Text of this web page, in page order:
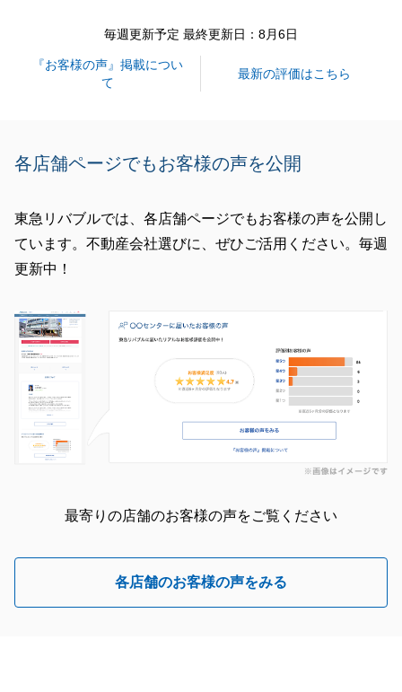
毎週更新予定 最終更新日：8月6日
『お客様の声』掲載につい
て
最新の評価はこちら
各店舗ページでもお客様の声を公開
東急リバブルでは、各店舗ページでもお客様の声を公開し
ています。不動産会社選びに、ぜひご活用ください。毎週
更新中！
最寄りの店舗のお客様の声をご覧ください
各店舗のお客様の声をみる